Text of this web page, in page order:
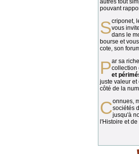
autres tout
pouvant
vous
dans le
bourse et
cote, son
Par sa richesse et sa diversité, lacollection
et
juste valeur et
côté de la
Connues, méconnues, ou inconnues, lessociétés
jusqu'à
l'Histoire et